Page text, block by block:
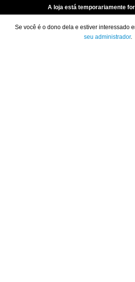
A loja está temporariamente
Se você é o dono dela e estiver interessado
seu administrador.